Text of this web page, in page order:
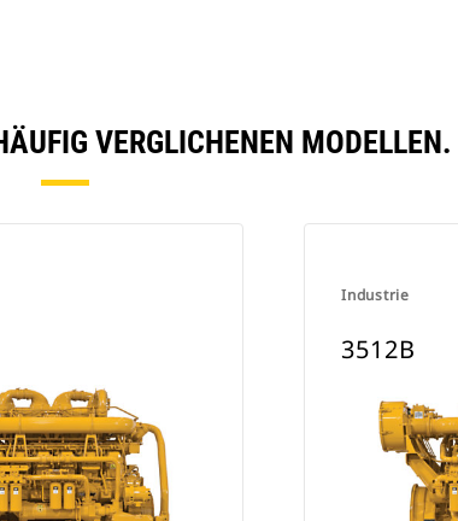
VERGLICHENEN MODELLEN.
Industrie
3512B